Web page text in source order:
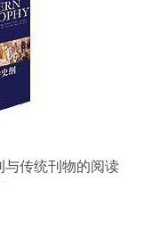
与传统刊物的阅读